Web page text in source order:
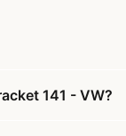
141 - VW?